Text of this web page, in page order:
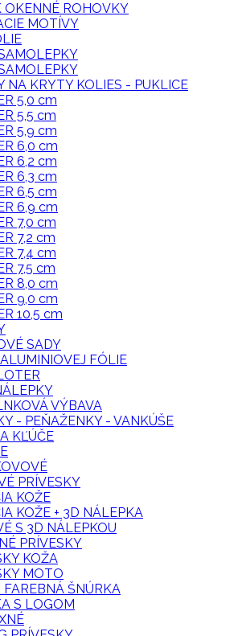
OKENNÉ ROHOVKY
MOTÍVY
NA KRYTY KOLIES - PUKLICE
5,0 cm
5,5 cm
5,9 cm
6,0 cm
6,2 cm
6,3 cm
6,5 cm
6,9 cm
7,0 cm
7,2 cm
7,4 cm
7,5 cm
8,0 cm
9,0 cm
10,5 cm
SADY
FÓLIE
VÝBAVA
- PEŇAŽENKY - VANKÚŠE
KĽÚČE
PRÍVESKY
KOŽE
KOŽE + 3D NÁLEPKA
S 3D NÁLEPKOU
PRÍVESKY
KOŽA
MOTO
FAREBNÁ ŠNÚRKA
S LOGOM